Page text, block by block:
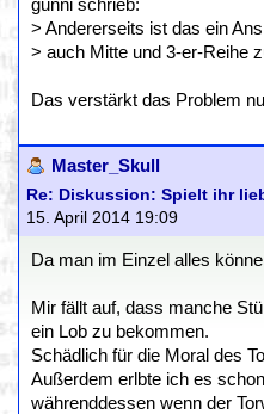
gunni schrieb:
> Andererseits ist das ein
> auch Mitte und 3-er-Reihe
Das verstärkt das Problem
Master_Skull
Re: Diskussion: Spielt ihr
15. April 2014 19:09
Da man im Einzel alles
Mir fällt auf, dass manche
ein Lob zu bekommen.
Schädlich für die Moral des
Außerdem erlbte ich es
währenddessen wenn der